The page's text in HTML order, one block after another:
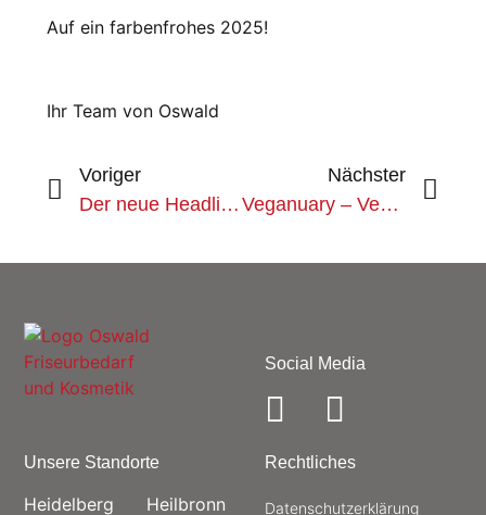
Auf ein farbenfrohes 2025!
Ihr Team von Oswald
Voriger
Der neue Headlines ist da!
Nächster
Veganuary – Vegane Haar- und Hautpflege für einen bewussten Start ins Jahr 🌱
Unsere Standorte
Heidelberg Heilbronn
Social Media
Rechtliches
Datenschutz­erklärung